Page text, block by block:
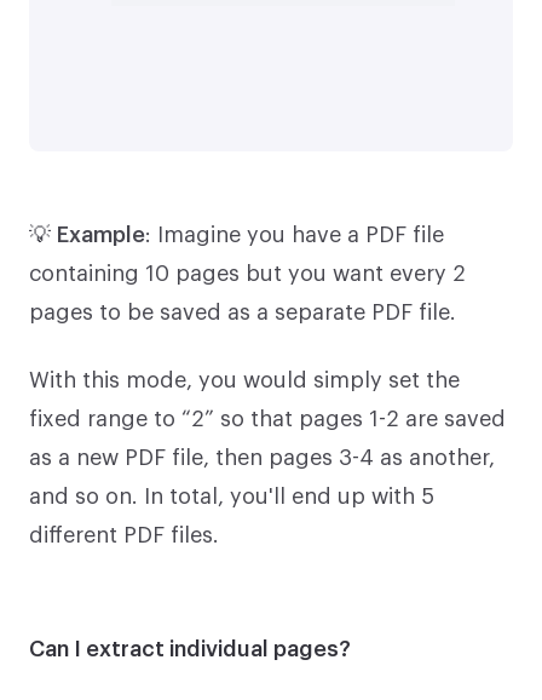
💡 Example: Imagine you have a PDF file
containing 10 pages but you want every 2
pages to be saved as a separate PDF file.
With this mode, you would simply set the
fixed range to “2” so that pages 1-2 are saved
as a new PDF file, then pages 3-4 as another,
and so on. In total, you'll end up with 5
different PDF files.
Can I extract individual pages?